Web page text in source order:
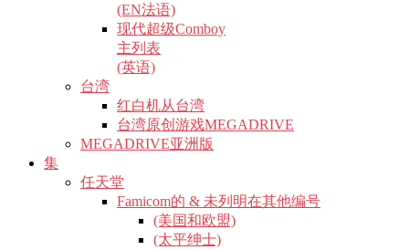
(EN法语)
现代超级Comboy
主列表
(英语)
台湾
红白机从台湾
台湾原创游戏MEGADRIVE
MEGADRIVE亚洲版
集
任天堂
Famicom的 & 未列明在其他编号
(美国和欧盟)
(太平绅士)